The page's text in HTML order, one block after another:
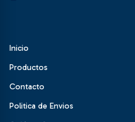
Inicio
Productos
Contacto
Politica de Envios